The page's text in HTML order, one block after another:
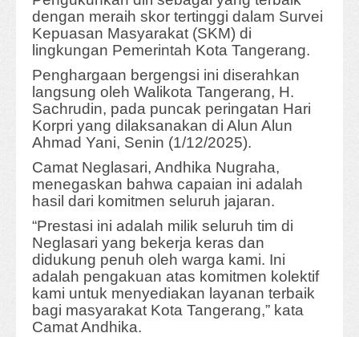
dengan meraih skor tertinggi dalam Survei
Kepuasan Masyarakat (SKM) di
lingkungan Pemerintah Kota Tangerang.
Penghargaan bergengsi ini diserahkan
langsung oleh Walikota Tangerang, H.
Sachrudin, pada puncak peringatan Hari
Korpri yang dilaksanakan di Alun Alun
Ahmad Yani, Senin (1/12/2025).
Camat Neglasari, Andhika Nugraha,
menegaskan bahwa capaian ini adalah
hasil dari komitmen seluruh jajaran.
“Prestasi ini adalah milik seluruh tim di
Neglasari yang bekerja keras dan
didukung penuh oleh warga kami. Ini
adalah pengakuan atas komitmen kolektif
kami untuk menyediakan layanan terbaik
bagi masyarakat Kota Tangerang,” kata
Camat Andhika.